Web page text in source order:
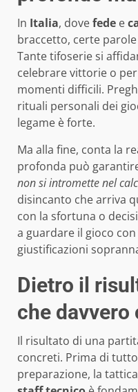
In Italia, dovefede e
braccetto, certe
Tante tifoserie si
celebrare vittorie o
momenti difficili.
rituali personali dei
legame è forte.
Ma alla fine, conta la
profonda può
non si intromette nel
disincanto che arriva
con la sfortuna o
a guardare il gioco
giustificazioni
Dietro il
che davvero
Il risultato di una
concreti. Prima di
preparazione, la